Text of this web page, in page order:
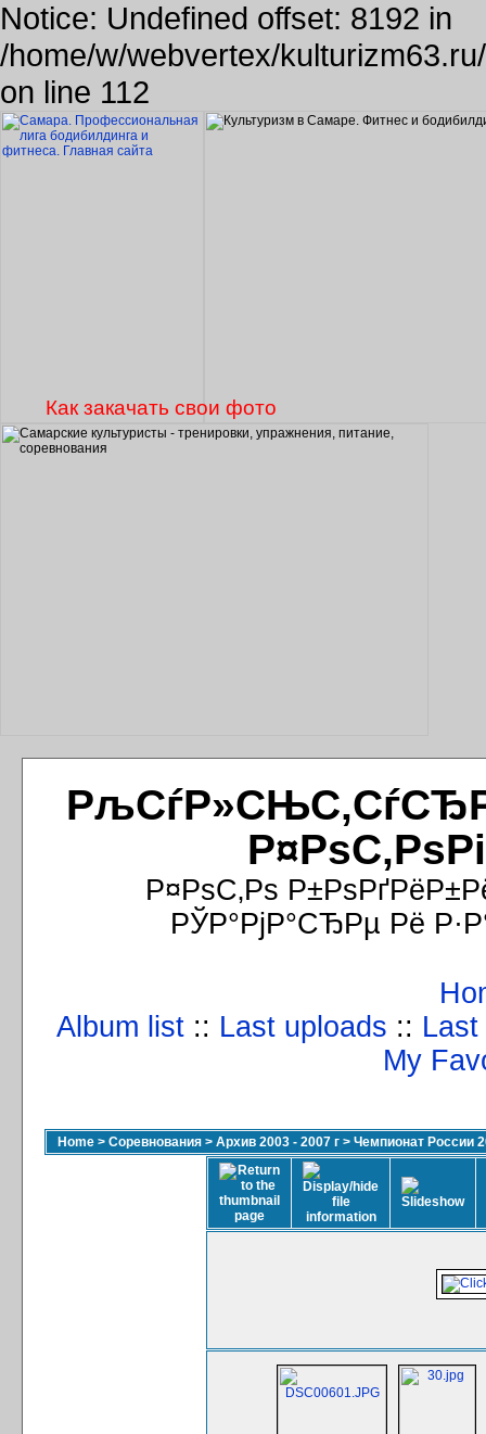
Notice: Undefined offset: 8192 in
/home/w/webvertex/
on line 112
Р¤РѕС‚Рѕ
РЎР°РјР°СЂРµ Рё
Album list :: Last uploads ::
My
Home > Соревнования > Архив 2003 - 2007 г > Чемпионат России
Как закачать свои фото